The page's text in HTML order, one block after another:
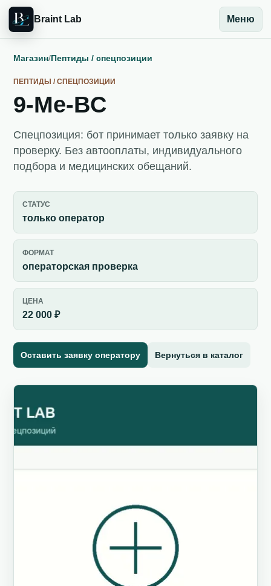
Braint Lab Меню
Магазин/Пептиды / спецпозиции
ПЕПТИДЫ / СПЕЦПОЗИЦИИ
9-Me-BC
Спецпозиция: бот принимает только заявку на
проверку. Без автооплаты, индивидуального
подбора и медицинских обещаний.
СТАТУС
только оператор
ФОРМАТ
операторская проверка
ЦЕНА
22 000 ₽
Оставить заявку оператору Вернуться в каталог